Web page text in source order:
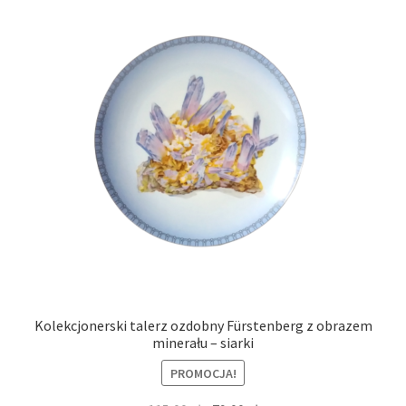
Kolekcjonerski talerz ozdobny Fürstenberg z obrazem
minerału – siarki
PROMOCJA!